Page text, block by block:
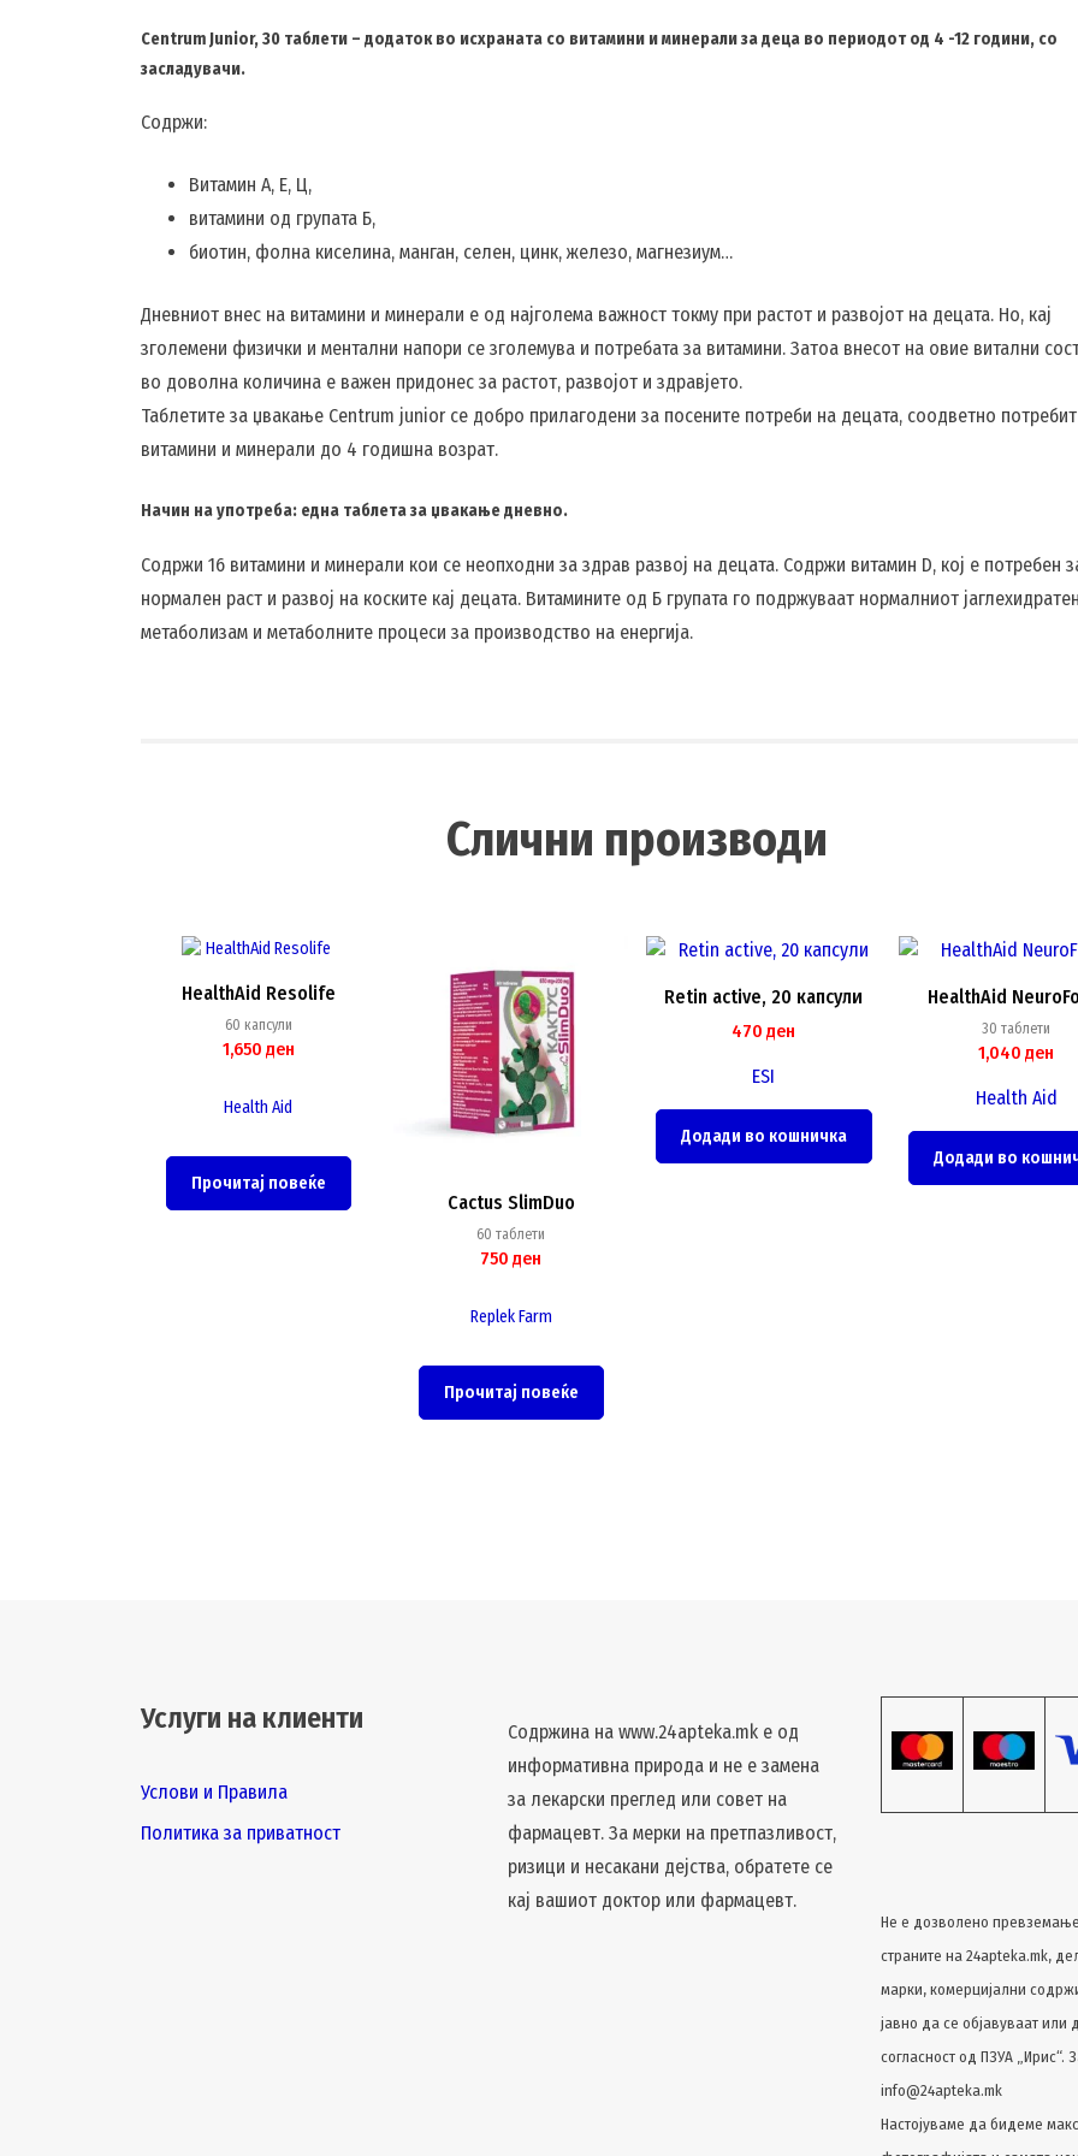
Centrum Junior, 30 таблети – додаток во исхраната со витамини и минерали за деца во периодот од 4 -12 години, со
засладувачи.
Содржи:
Витамин А, Е, Ц,
витамини од групата Б,
биотин, фолна киселина, манган, селен, цинк, железо, магнезиум…
Дневниот внес на витамини и минерали е од најголема важност токму при растот и развојот на децата. Нo, кај
зголемени физички и ментални напори се зголемува и потребата за витамини. Затоа внесот на овие витални
во доволна количина е важен придонес за растот, развојот и здравјето.
Таблетите за џвакање Centrum junior се добро прилагодени за посените потреби на децата, соодветно
витамини и минерали до 4 годишна возрат.
Начин на употреба: една таблета за џвакање дневно.
Содржи 16 витамини и минерали кои се неопходни за здрав развој на децата. Содржи витамин D, кој е потребен
нормален раст и развој на коските кај децата. Витамините од Б групата го подржуваат нормалниот
метаболизам и метаболните процеси за производство на енергија.
Слични производи
HealthAid Resolife
60 капсули
1,650 ден
Health Aid
Прочитај повеќе
Cactus SlimDuo
60 таблети
750 ден
Replek Farm
Прочитај повеќе
Retin active, 20 капсули
470 ден
ESI
Додади во кошничка
HealthAid
30 таблети
1,040 ден
Health Aid
Додади во
Услуги на клиенти
Услови и Правила
Политика за приватност
Содржина на www.24apteka.mk е од
информативна природа и не е замена
за лекарски преглед или совет на
фармацевт. За мерки на претпазливост,
ризици и несакани дејства, обратете се
кај вашиот доктор или фармацевт.
Не е дозволено
страните на 24apteka.mk,
марки, комерцијални
јавно да се објавуваат или
согласност од ПЗУА „Ирис“.
info@24apteka.mk
Настојуваме да бидеме